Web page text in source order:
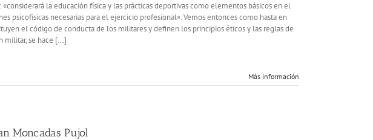
la educación física y las prácticas deportivas como elementos básicos en el
psicofísicas necesarias para el ejercicio profesional». Vemos entonces como hasta en
el código de conducta de los militares y definen los principios éticos y las reglas de
militar, se hace [...]
Más información
Moncadas Pujol